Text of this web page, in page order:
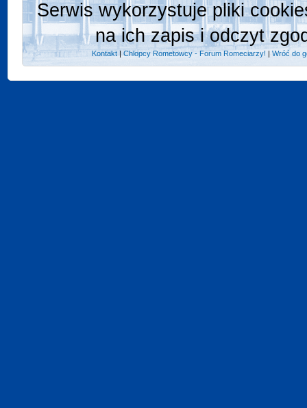
Serwis wykorzystuje pliki
na ich zapis i odczyt
Kontakt |Chlopcy Rometowcy - Forum Romeciarzy! |Wróć do